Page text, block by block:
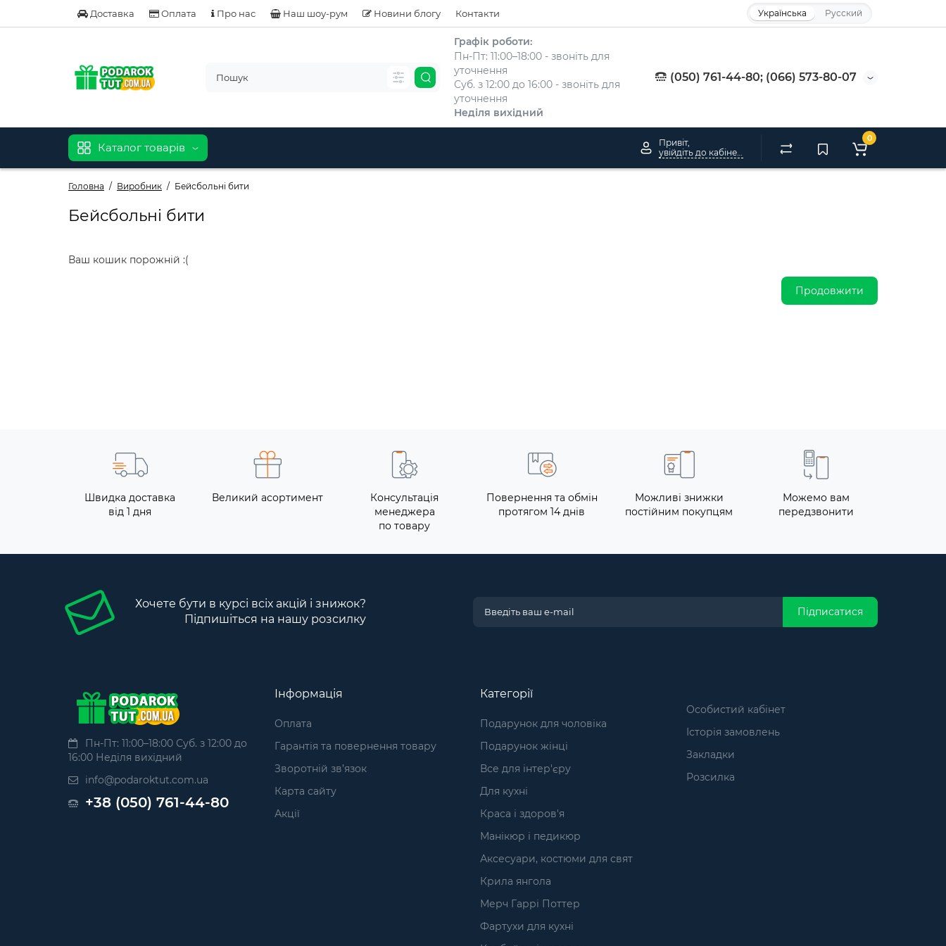
Доставка Оплата Про нас Наш шоу-рум Новини блогу Контакти Українська Русский
Графік роботи:
Пн-Пт: 11:00–18:00 - звоніть для
уточнення
Суб. з 12:00 до 16:00 - звоніть для
уточнення
Неділя вихідний
(050) 761-44-80; (066) 573-80-07
Каталог товарів
Привіт,
0
Головна Виробник Бейсбольні бити
Бейсбольні бити
Ваш кошик порожній :(
Продовжити
Швидка доставка
від 1 дня
Великий асортимент
Консультація
менеджера
по товару
Повернення та обмін
протягом 14 днів
Можливі знижки
постійним покупцям
Можемо вам
передзвонити
Хочете бути в курсі всіх акцій і знижок?
Підпишіться на нашу розсилку
Підписатися
Пн-Пт: 11:00–18:00 Суб. з 12:00 до
16:00 Неділя вихідний
info@podaroktut.com.ua
+38 (050) 761-44-80
Інформація
Оплата
Гарантія та повернення товару
Зворотній зв’язок
Карта сайту
Акції
Категорії
Подарунок для чоловіка
Подарунок жінці
Все для інтер'єру
Для кухні
Краса і здоров'я
Манікюр і педикюр
Аксесуари, костюми для свят
Крила янгола
Мерч Гаррі Поттер
Фартухи для кухні
Особистий кабінет
Історія замовлень
Закладки
Розсилка